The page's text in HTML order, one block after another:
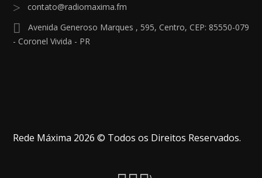
contato@radiomaxima.fm
Avenida Generoso Marques , 595, Centro, CEP: 85550-079
- Coronel Vivida - PR
Rede Máxima 2026 © Todos os Direitos Reservados.